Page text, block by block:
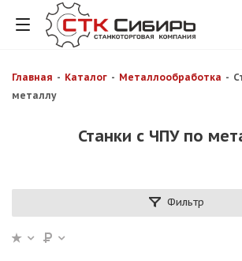
Главная - Каталог - Металлообработка -
металлу
Станки с ЧПУ по
Фильтр